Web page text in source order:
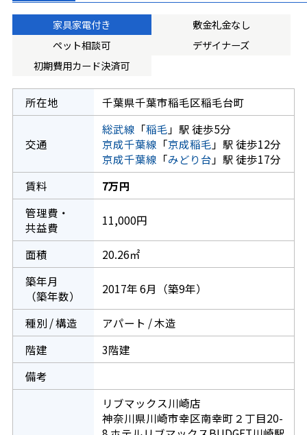
家具家電付き
敷金礼金なし
ペット相談可
デザイナーズ
初期費用カード決済可
所在地 千葉県千葉市稲毛区稲毛台町
交通
総武線 「稲毛 」駅 徒歩5分
京成千葉線 「京成稲毛 」駅 徒歩12分
京成千葉線 「みどり台 」駅 徒歩17分
賃料
7万円
管理費・
共益費
11,000円
面積
20.26㎡
築年月
（築年数）
2017年 6月（築9年）
種別 / 構造
アパート / 木造
階建
3階建
備考
リブマックス川崎店
神奈川県川崎市幸区南幸町２丁目20-